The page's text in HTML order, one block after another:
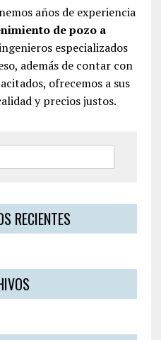
años de experiencia
de pozo a
especializados
además de contar con
ofrecemos a sus
y precios justos.
RECIENTES